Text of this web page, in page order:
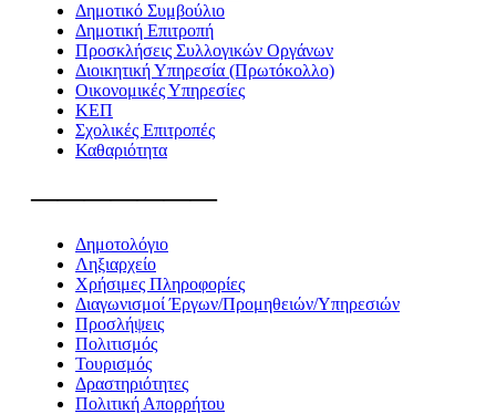
Δημοτικό Συμβούλιο
Δημοτική Επιτροπή
Προσκλήσεις Συλλογικών Οργάνων
Διοικητική Υπηρεσία (Πρωτόκολλο)
Οικονομικές Υπηρεσίες
ΚΕΠ
Σχολικές Επιτροπές
Καθαριότητα
———————
Δημοτολόγιο
Ληξιαρχείο
Χρήσιμες Πληροφορίες
Διαγωνισμοί Έργων/Προμηθειών/Υπηρεσιών
Προσλήψεις
Πολιτισμός
Τουρισμός
Δραστηριότητες
Πολιτική Απορρήτου